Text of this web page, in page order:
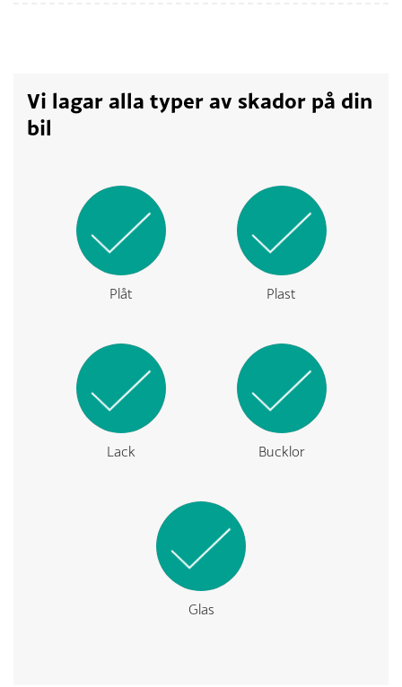
Vi lagar alla typer av skador på din
bil
Plåt Plast
Lack Bucklor
Glas